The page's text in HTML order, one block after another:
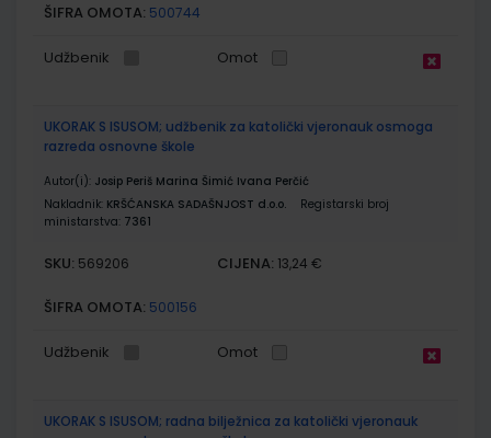
ŠIFRA OMOTA: 500744
Udžbenik Omot
UKORAK S ISUSOM; udžbenik za katolički vjeronauk osmoga
razreda osnovne škole
Autor(i): Josip Periš Marina Šimić Ivana Perčić
Nakladnik: KRŠĆANSKA SADAŠNJOST d.o.o.
Registarski broj
ministarstva: 7361
SKU: 569206 CIJENA: 13,24 €
ŠIFRA OMOTA: 500156
Udžbenik Omot
UKORAK S ISUSOM; radna bilježnica za katolički vjeronauk